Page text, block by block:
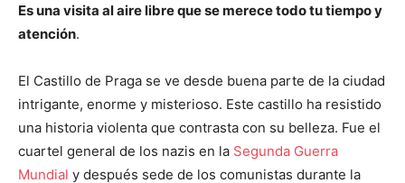
Es una visita al aire libre que se merece todo tu tiempo y
atención.
El Castillo de Praga se ve desde buena parte de la ciudad
intrigante, enorme y misterioso. Este castillo ha resistido
una historia violenta que contrasta con su belleza. Fue el
cuartel general de los nazis en la Segunda Guerra
Mundial y después sede de los comunistas durante la